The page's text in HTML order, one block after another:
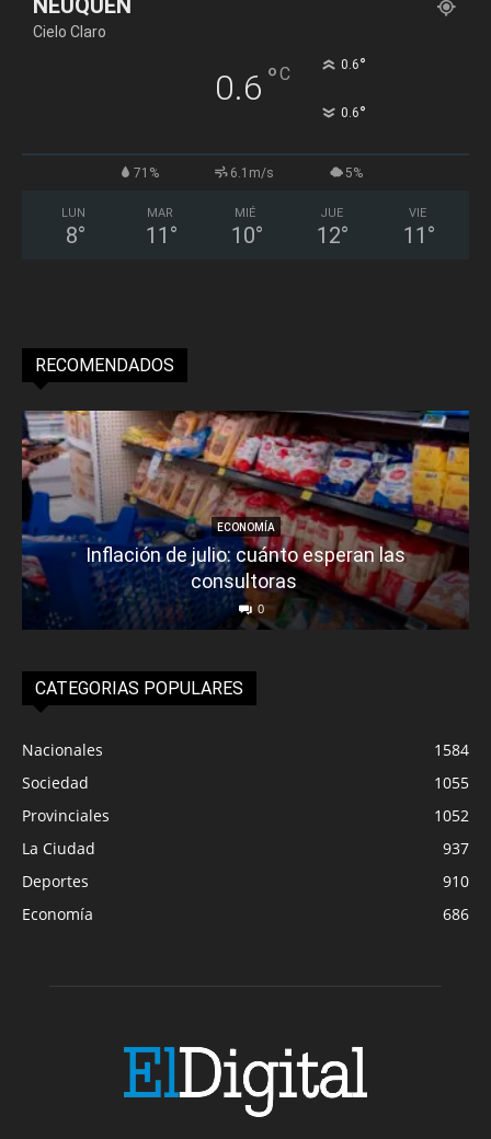
Cielo Claro
0.6 °C 0.6°
0.6°
71% 6.1m/s 5%
LUN
8°
MAR
11 °
MIÉ
10°
JUE
12°
VIE
11 °
RECOMENDADOS
ECONOMÍA
Inflación de julio: cuánto esperan las
consultoras
0
CATEGORIAS POPULARES
Nacionales
1584
Sociedad
1055
Provinciales
1052
La Ciudad
937
Deportes
910
Economía
686